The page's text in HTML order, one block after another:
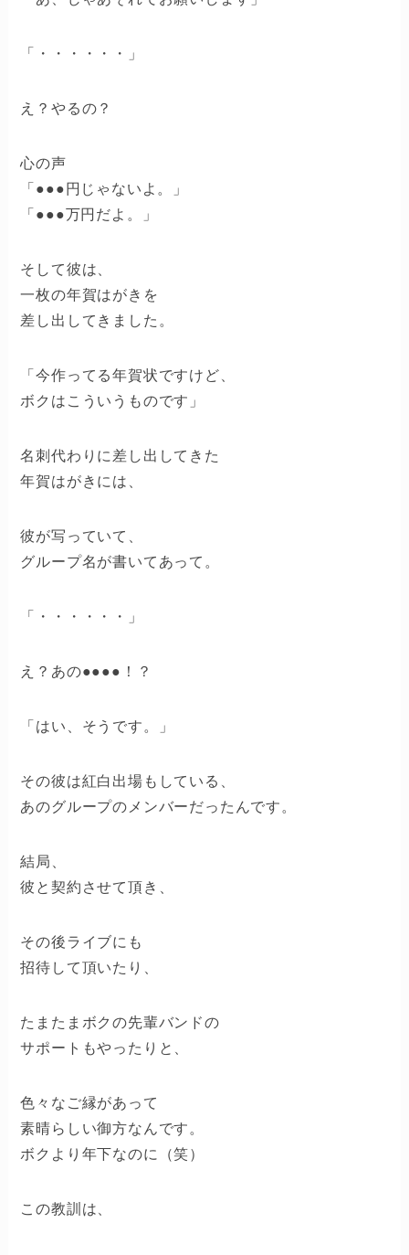
「・・・・・・」
え？やるの？
心の声
「●●●円じゃないよ。」
「●●●万円だよ。」
そして彼は、
一枚の年賀はがきを
差し出してきました。
「今作ってる年賀状ですけど、
ボクはこういうものです」
名刺代わりに差し出してきた
年賀はがきには、
彼が写っていて、
グループ名が書いてあって。
「・・・・・・」
え？あの●●●●！？
「はい、そうです。」
その彼は紅白出場もしている、
あのグループのメンバーだったんです。
結局、
彼と契約させて頂き、
その後ライブにも
招待して頂いたり、
たまたまボクの先輩バンドの
サポートもやったりと、
色々なご縁があって
素晴らしい御方なんです。
ボクより年下なのに（笑）
この教訓は、